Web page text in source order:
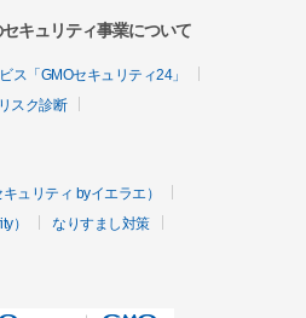
キュリティ事業について
ス「GMOセキュリティ24」
スク診断
ュリティ byイエラエ）
）
なりすまし対策